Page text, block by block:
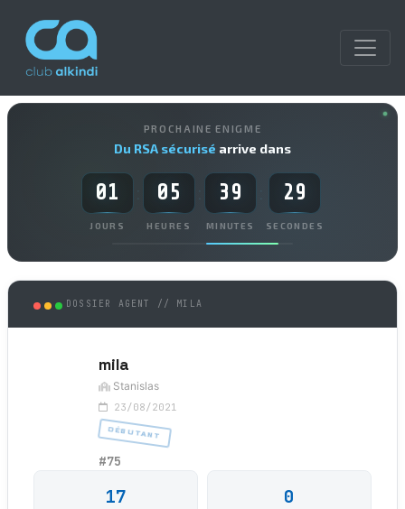
PROCHAINE ENIGME
Du RSA sécurisé arrive dans
01
JOURS
05
HEURES
39
MINUTES
29
SECONDES
DOSSIER AGENT // MILA
mila
Stanislas
23/08/2021
DÉBUTANT
#75
17 0